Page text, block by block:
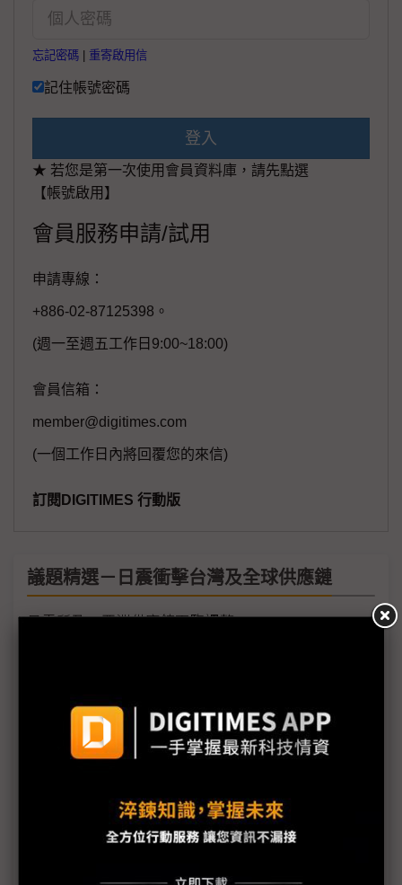
忘記密碼 重寄啟用信
記住帳號密碼
登入
★ 若您是第一次使用會員資料庫，請先點選
【帳號啟用】
會員服務申請/試用
申請專線：
+886-02-87125398。
(週一至週五工作日9:00~18:00)
會員信箱：
member@digitimes.com
(一個工作日內將回覆您的來信)
訂閱DIGITIMES 行動版
議題精選－日震衝擊台灣及全球供應鏈
日震所及 亞洲供應鍊面臨調整
SUMCO山形廠傳無限期停工 台勝科、南亞科急消
智慧型手機 業者面臨樹脂缺貨危機